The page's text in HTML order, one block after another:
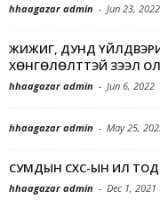
hhaagazar admin - Jun 23, 2022
ЖИЖИГ, ДУНД
ХӨНГӨЛӨЛТТЭЙ ЗЭЭЛ
hhaagazar admin - Jun 6, 2022
hhaagazar admin - May 25,
СУМДЫН СХС-ЫН ИЛ
hhaagazar admin - Dec 1, 2021